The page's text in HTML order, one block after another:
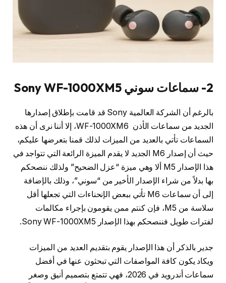
2- سماعات سوني Sony WF-1000XM5
بالرغم أن الشركة العالمية Sony قد قامت بإطلاق إصدارها
الجديد من سماعات الأذن WF-1000XM6، إلا أننا نرى أن هذه
السماعات تأتي بالعديد من الميزات لذلك قمنا بتعرضها عليكم،
حيث أن إصدار M6 الجديد لا يقدم الميزة الرائعة التي تتواجد في
هذا الإصدار M5 ألا وهي ميزة “عزل الضحيح” ولذلك ننصحكم
بها بدلاً من شراء الإصدار الأخير من “سوني”، وذلك بالإضافة
إلى أن سماعات M6 تأتي ببعض الإنحناءات التي تجعلها أقل
سلاسة من M5، فإن كنتم ممن يقومون بإجراء مكالمات
لفترات طويل فننصحكم بهذا الإصدار Sony WF-1000XM5.
جدير بالذكر أن هذا الإصدار يقوم بتقديم العديد من الميزات
ويكاد يكون كافة المواصفات التي تبحثون عنها في أفضل
سماعات أندرويد في 2026، فهي تتمتع بتصميم أنيق وصغر